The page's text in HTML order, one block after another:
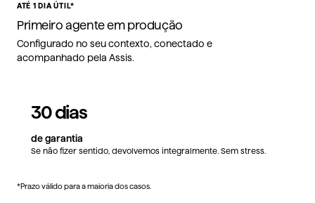
ATÉ 1 DIA ÚTIL*
Primeiro agente em produção
Configurado no seu contexto, conectado e
acompanhado pela Assis.
30 dias
de garantia
Se não fizer sentido, devolvemos integralmente. Sem stress.
*Prazo válido para a maioria dos casos.